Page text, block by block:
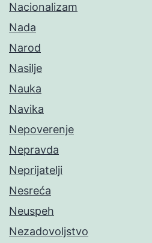
Nacionalizam
Nada
Narod
Nasilje
Nauka
Navika
Nepoverenje
Nepravda
Neprijatelji
Nesreća
Neuspeh
Nezadovoljstvo